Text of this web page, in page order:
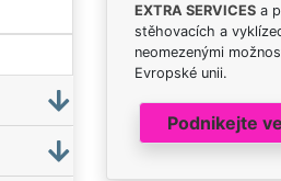
EXTRA SERVICESa
stěhovacích a
neomezenými
Evropské unii.
Podnikejte